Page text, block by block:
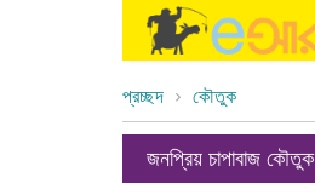
প্রচ্ছদ কৌতুক
জনপ্রিয় চাপাবাজ কৌতুক